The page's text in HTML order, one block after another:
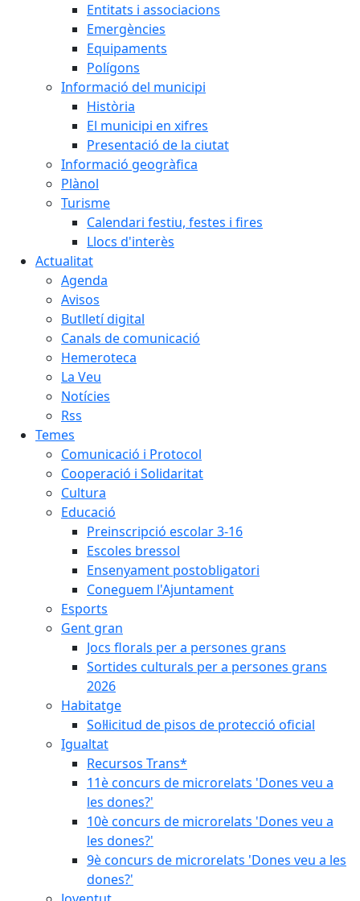
Entitats i associacions
Emergències
Equipaments
Polígons
Informació del municipi
Història
El municipi en xifres
Presentació de la ciutat
Informació geogràfica
Plànol
Turisme
Calendari festiu, festes i fires
Llocs d'interès
Actualitat
Agenda
Avisos
Butlletí digital
Canals de comunicació
Hemeroteca
La Veu
Notícies
Rss
Temes
Comunicació i Protocol
Cooperació i Solidaritat
Cultura
Educació
Preinscripció escolar 3-16
Escoles bressol
Ensenyament postobligatori
Coneguem l'Ajuntament
Esports
Gent gran
Jocs florals per a persones grans
Sortides culturals per a persones grans
2026
Habitatge
Sol·licitud de pisos de protecció oficial
Igualtat
Recursos Trans*
11è concurs de microrelats 'Dones veu a
les dones?'
10è concurs de microrelats 'Dones veu a
les dones?'
9è concurs de microrelats 'Dones veu a les
dones?'